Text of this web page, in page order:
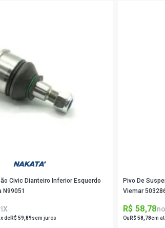
Civic Dianteiro Inferior Esquerdo
N99051
deR$ 59,89sem juros
Pivo De
Viemar
R$ 58,78
Ou R$ 58,78em